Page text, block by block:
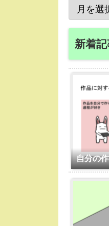
新着
自分の